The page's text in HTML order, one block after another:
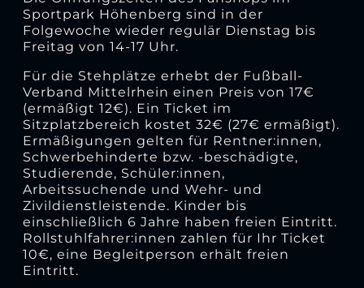
Sportpark Höhenberg sind in der
Folgewoche wieder regulär Dienstag bis
Freitag von 14-17 Uhr.
Für die Stehplätze erhebt der Fußball-
Verband Mittelrhein einen Preis von 17€
(ermäßigt 12€). Ein Ticket im
Sitzplatzbereich kostet 32€ (27€ ermäßigt).
Ermäßigungen gelten für Rentner:innen,
Schwerbehinderte bzw. -beschädigte,
Studierende, Schüler:innen,
Arbeitssuchende und Wehr- und
Zivildienstleistende. Kinder bis
einschließlich 6 Jahre haben freien Eintritt.
Rollstuhlfahrer:innen zahlen für Ihr Ticket
10€, eine Begleitperson erhält freien
Eintritt.